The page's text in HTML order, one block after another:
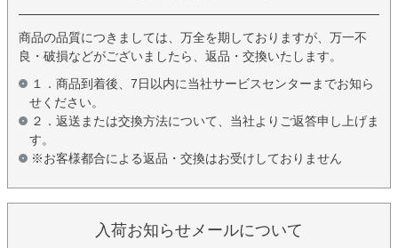
商品の品質につきましては、万全を期しておりますが、万一不
良・破損などがございましたら、返品・交換いたします。
１．商品到着後、7日以内に当社サービスセンターまでお知ら
せください。
２．返送または交換方法について、当社よりご返答申し上げま
す。
※お客様都合による返品・交換はお受けしておりません
入荷お知らせメールについて